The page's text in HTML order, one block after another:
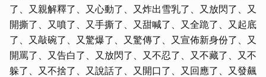
了、又親解釋了、又心動了、又炸出雪乳了、又放閃了、又
開撕了、又噴了、又手撕了、又甜喊了、又全跪了、又起底
了、又敲碗了、又驚爆了、又驚傳了、又宣佈新身份了、又
開罵了、又告白了、又放閃了、又不忍了、又不藏了、又不
躲了、又不捨了、又說話了、又開口了、又回應了、又發飆